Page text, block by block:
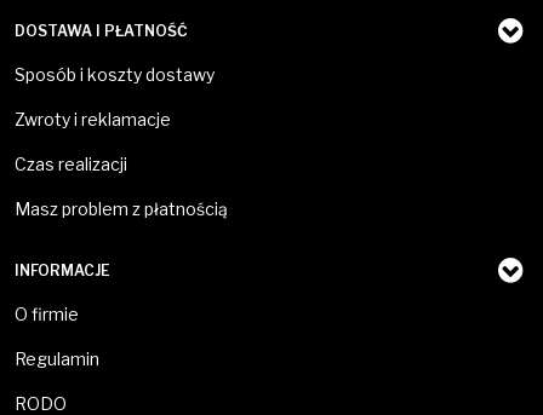
DOSTAWA I PŁATNOŚĆ
Sposób i koszty dostawy
Zwroty i reklamacje
Czas realizacji
Masz problem z płatnością
INFORMACJE
O firmie
Regulamin
RODO